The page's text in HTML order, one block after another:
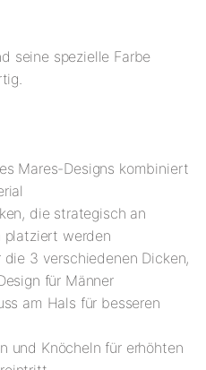
seine spezielle Farbe
Mares-Designs kombiniert
die strategisch an
platziert werden
3 verschiedenen Dicken,
für Männer
am Hals für besseren
und Knöcheln für erhöhten